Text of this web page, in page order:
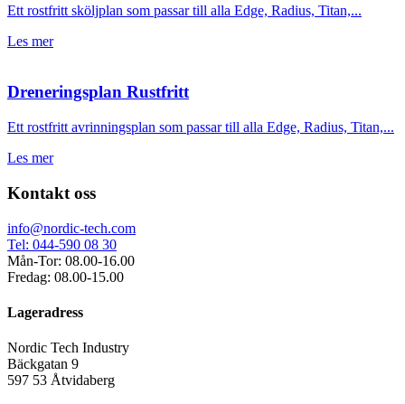
Ett rostfritt sköljplan som passar till alla Edge, Radius, Titan,...
Les mer
Dreneringsplan Rustfritt
Ett rostfritt avrinningsplan som passar till alla Edge, Radius, Titan,...
Les mer
Kontakt oss
info@nordic-tech.com
Tel: 044-590 08 30
Mån-Tor: 08.00-16.00
Fredag: 08.00-15.00
Lageradress
Nordic Tech Industry
Bäckgatan 9
597 53 Åtvidaberg